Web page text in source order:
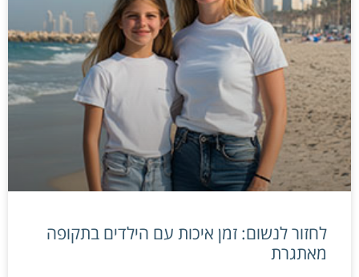
לחזור לנשום: זמן איכות עם הילדים בתקופה
מאתגרת